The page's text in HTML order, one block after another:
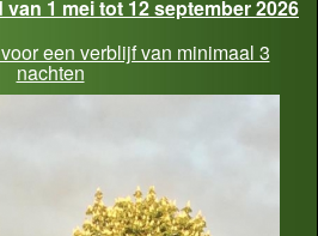
1 mei tot 12 september 2026
een verblijf van minimaal 3
nachten